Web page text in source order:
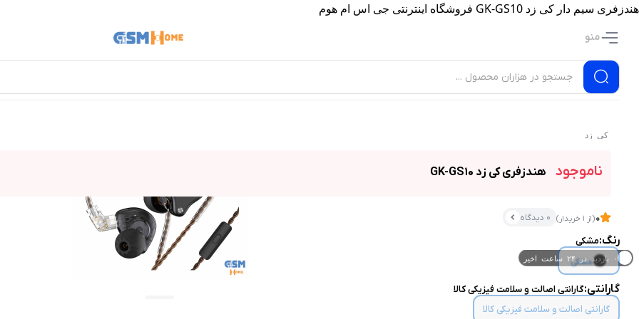
هندزفری سیم دار کی زد GK-GS10 فروشگاه اینترنتی جی اس ام هوم
منو
۰ خریدار در ۱ ماه اخیر
۰ بازدید در ۲۴ ساعت اخیر
کی زد
ناموجود هندزفری کی زد GK-GS10
0(از 1 خریدار) 0 دیدگاه
رنگ:مشکی
مشکی
گارانتی:گارانتی اصالت و سلامت فیزیکی کالا
گارانتی اصالت و سلامت فیزیکی کالا